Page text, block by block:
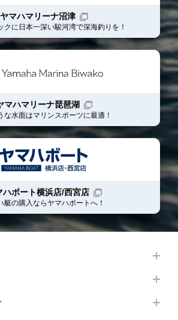
ヤマハマリーナ沼津
クに日本一深い駿河湾で深海釣りを！
マハマリーナ琵琶湖
な水面はマリンスポーツに最適！
ハボート横浜店/西宮店
艇の購入ならヤマハボート へ！